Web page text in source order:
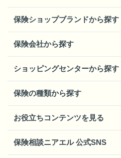
保険ショップブランドから探す
保険会社から探す
ショッピングセンターから探す
保険の種類から探す
お役立ちコンテンツを見る
保険相談ニアエル 公式SNS